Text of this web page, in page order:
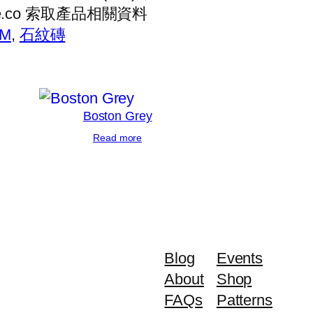
索取產品相關資料
, 石紋磚
Boston Grey
Read more
Blog
About
FAQs
Events
Shop
Patterns